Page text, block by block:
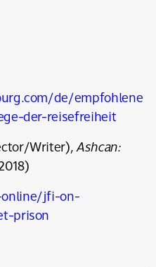
de/empfohlene
der-reisefreiheit
Writer),Ashcan:
jfi-on-
prison